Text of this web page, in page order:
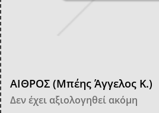
ΑΙΘΡΟΣ (Μπέης Άγγελος Κ.)
Δεν έχει αξιολογηθεί ακόμη